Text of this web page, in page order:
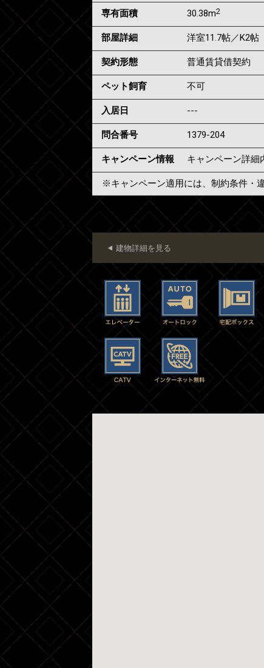
専有面積 30.38m2
部屋詳細 洋室11.7帖／K2帖
契約形態 普通賃貸借契約
ペット飼育 不可
入居日 ---
問合番号 1379-204
キャンペーン情報 キャンペーン詳細
※キャンペーン適用には、制約条件・
建物詳細を見る